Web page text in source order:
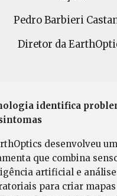
Pedro Barbieri
Diretor da
identifica
desenvolveu
que combina
artificial e
para criar mapas